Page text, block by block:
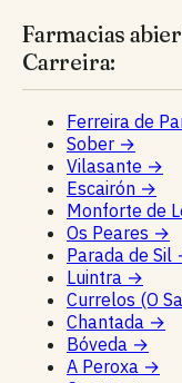
Farmacias
Carreira:
Ferreira de
Sober →
Vilasante →
Escairón →
Monforte de
Os Peares →
Parada de Sil
Luintra →
Currelos (O
Chantada →
Bóveda →
A Peroxa →